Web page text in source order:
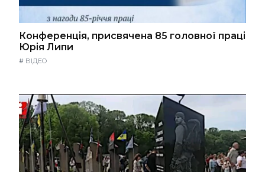
Конференція, присвячена 85 головної праці
Юрія Липи
# ВІДЕО